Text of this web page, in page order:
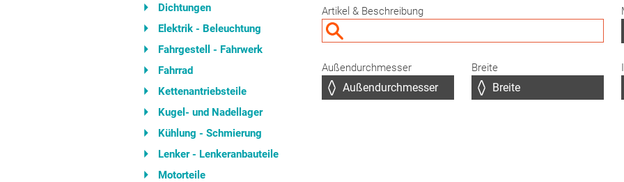
Dichtungen
Elektrik - Beleuchtung
Fahrgestell - Fahrwerk
Fahrrad
Kettenantriebsteile
Kugel- und Nadellager
Kühlung - Schmierung
Lenker - Lenkeranbauteile
Motorteile
Artikel & Beschreibung
Außendurchmesser Breite